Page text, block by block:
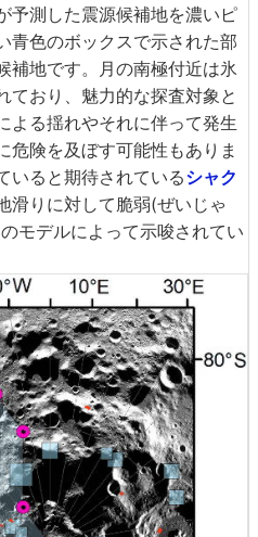
予測した震源候補地を濃いピ
青色のボックスで示された部
補地です。月の南極付近は氷
ており、魅力的な探査対象と
よる揺れやそれに伴って発生
危険を及ぼす可能性もありま
いると期待されているシャク
滑りに対して脆弱(ぜいじゃ
モデルによって示唆されてい